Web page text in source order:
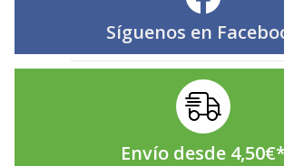
Síguenos en
Envío desde 4,50€*